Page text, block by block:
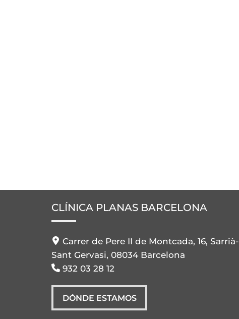
CLÍNICA PLANAS BARCELONA
Carrer de Pere II de Montcada, 16, Sarrià-
Sant Gervasi, 08034 Barcelona
932 03 28 12
DÓNDE ESTAMOS